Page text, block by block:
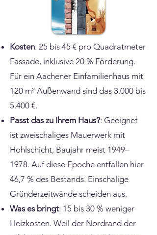
Kosten: 25 bis 45 € pro Quadratmeter
Fassade, inklusive 20 % Förderung.
Für ein Aachener Einfamilienhaus mit
120 m² Außenwand sind das 3.000 bis
5.400 €.
Passt das zu Ihrem Haus?: Geeignet
ist zweischaliges Mauerwerk mit
Hohlschicht, Baujahr meist 1949–
1978. Auf diese Epoche entfallen hier
46,7 % des Bestands. Einschalige
Gründerzeitwände scheiden aus.
Was es bringt: 15 bis 30 % weniger
Heizkosten. Weil der Nordrand der